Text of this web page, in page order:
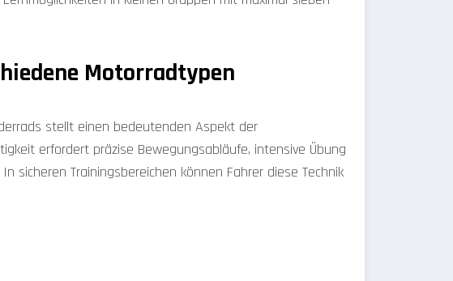
Motorradtypen
stellt einen bedeutenden Aspekt der
erfordert präzise Bewegungsabläufe, intensive Übung
sicheren Trainingsbereichen können Fahrer diese Technik